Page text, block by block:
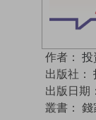
作者： 投
出版社：
出版日期：
叢書： 錢